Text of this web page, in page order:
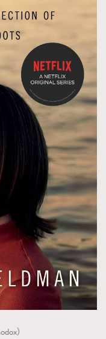
FigaroAesthetic
）